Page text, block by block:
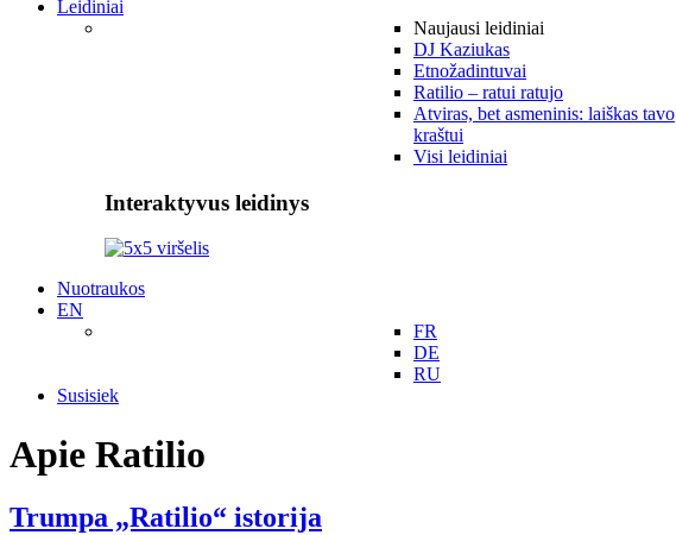
Leidiniai
Naujausi leidiniai
DJ Kaziukas
Etnožadintuvai
Ratilio – ratui ratujo
Atviras, bet asmeninis: laiškas tavo
kraštui
Visi leidiniai
Interaktyvus leidinys
Nuotraukos
EN
FR
DE
RU
Susisiek
Apie Ratilio
Trumpa „Ratilio“ istorija